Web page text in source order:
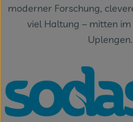
Firmenkunden
Veranstaltungen
moderner Forschung,
viel Haltung – mitten
Uplengen.